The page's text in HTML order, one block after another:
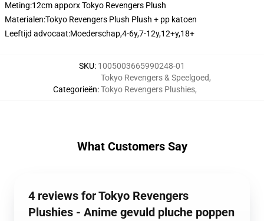
Meting:12cm apporx Tokyo Revengers Plush
Materialen:Tokyo Revengers Plush Plush + pp katoen
Leeftijd advocaat:Moederschap,4-6y,7-12y,12+y,18+
SKU: 1005003665990248-01
Categorieën:
Tokyo Revengers & Speelgoed,
Tokyo Revengers Plushies,
What Customers Say
4 reviews for Tokyo Revengers
Plushies - Anime gevuld pluche poppen